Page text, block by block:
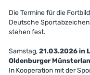
Die Termine für die
Deutsche
stehen fest.
Samstag,21.03.2026 in
Oldenburger
In Kooperation mit der